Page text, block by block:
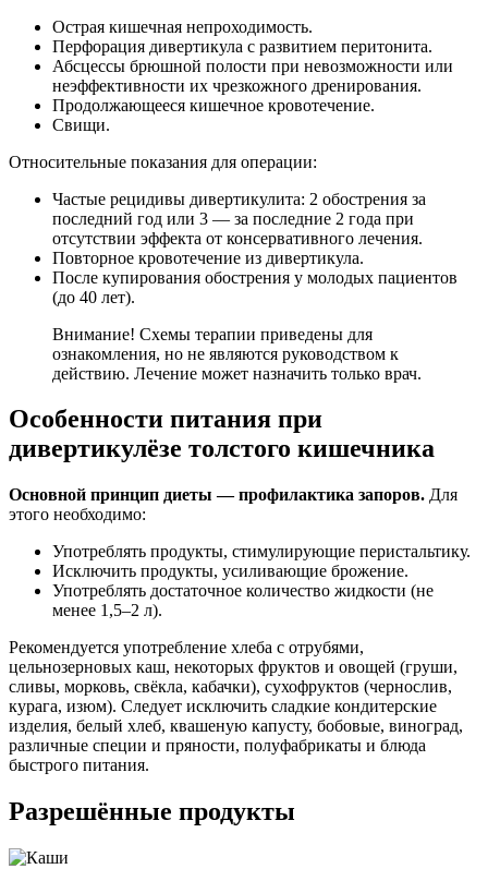
Острая кишечная непроходимость.
Перфорация дивертикула с развитием перитонита.
Абсцессы брюшной полости при невозможности или
неэффективности их чрезкожного дренирования.
Продолжающееся кишечное кровотечение.
Свищи.
Относительные показания для операции:
Частые рецидивы дивертикулита: 2 обострения за
последний год или 3 — за последние 2 года при
отсутствии эффекта от консервативного лечения.
Повторное кровотечение из дивертикула.
После купирования обострения у молодых пациентов
(до 40 лет).
Внимание! Схемы терапии приведены для
ознакомления, но не являются руководством к
действию. Лечение может назначить только врач.
Особенности питания при
дивертикулёзе толстого кишечника
Основной принцип диеты — профилактика запоров. Для
этого необходимо:
Употреблять продукты, стимулирующие перистальтику.
Исключить продукты, усиливающие брожение.
Употреблять достаточное количество жидкости (не
менее 1,5–2 л).
Рекомендуется употребление хлеба с отрубями,
цельнозерновых каш, некоторых фруктов и овощей (груши,
сливы, морковь, свёкла, кабачки), сухофруктов (чернослив,
курага, изюм). Следует исключить сладкие кондитерские
изделия, белый хлеб, квашеную капусту, бобовые, виноград,
различные специи и пряности, полуфабрикаты и блюда
быстрого питания.
Разрешённые продукты